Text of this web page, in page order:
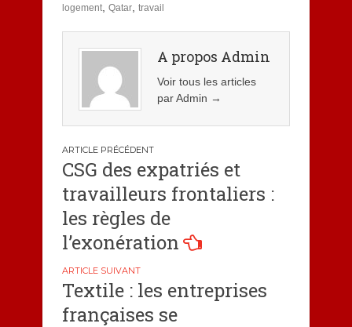
logement, Qatar, travail
A propos Admin
Voir tous les articles
par Admin →
Navigation
de
l’article
CSG des expatriés et
travailleurs frontaliers :
les règles de
l’exonération
Textile : les entreprises
françaises se